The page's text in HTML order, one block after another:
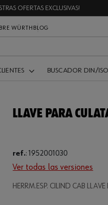
OFERTAS EXCLUSIVAS!
WÜRTH BLOG
BUSCADOR DIN/ISO
LLAVE PARA
ref.:1952001030
Ver todas las versiones
HERRM.ESP. CILIND CAB LLAVE